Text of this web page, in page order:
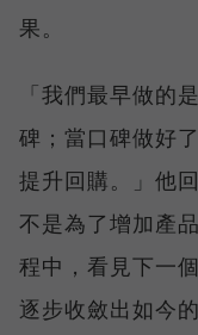
果。
「我們最早做的
碑；當口碑做好
提升回購。」他
不是為了增加產
程中，看見下一
逐步收斂出如今